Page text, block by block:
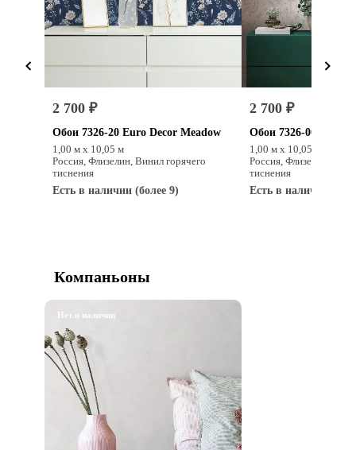
2 700 ₽
Обои 7326-20 Euro Decor Meadow
1,00 м х 10,05 м
Россия, Флизелин, Винил горячего
тиснения
Есть в наличии (более 9)
2 700 ₽
Обои 7326-00 Euro
1,00 м х 10,05 м
Россия, Флизелин,
тиснения
Есть в наличии
Компаньоны
Нет в наличии